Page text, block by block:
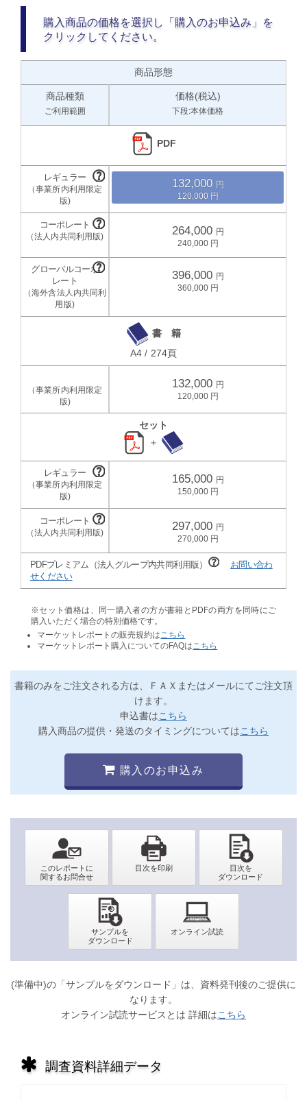
購入商品の価格を選択し「購入のお申込み」を
クリックしてください。
商品形態
商品種類
ご利用範囲
価格(税込)
下段:本体価格
PDF
132,000
120,000
264,000
240,000
396,000
360,000
書 籍
A4 / 274頁
132,000
120,000
セット
＋
165,000
150,000
297,000
270,000
PDFプレミアム（法人グループ内共同利用版）
お問い合わ
せください
※セット価格は、同一購入者の方が書籍とPDFの両方を同時にご
購入いただく場合の特別価格です。
マーケットレポートの販売規約は こちら
マーケットレポート購入についてのFAQは こちら
書籍のみをご注文される方は、ＦＡＸまたはメールにてご注文頂
けます。
申込書はこちら
購入商品の提供・発送のタイミングについてはこちら
購入のお申込み
(準備中)の「サンプルをダウンロード」は、資料発刊後のご提供に
なります。
オンライン試読サービスとは 詳細はこちら
調査資料詳細データ